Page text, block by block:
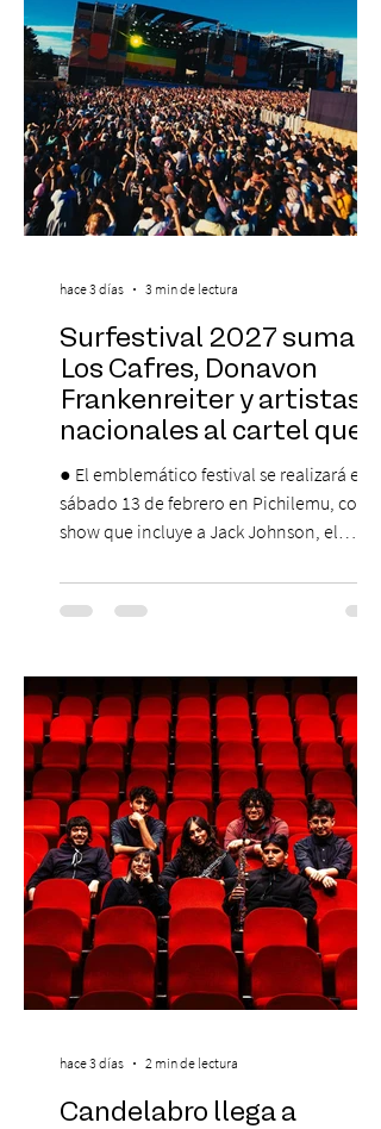
Centro Cultural Estación Mapocho, espacio
que albergará durante dos jornadas una
pro
Surfestival 2027 suma a
Los Cafres, Donavon
Frankenreiter y artistas
nacionales al cartel que
encabeza Jack Johnson
● El emblemático festival se realizará el
sábado 13 de febrero en Pichilemu, con un
show que incluye a Jack Johnson, el
El lunes 10 de agosto comienza la
Preventa Exclusiva Santander con 30%
stock). Posterior a esta preventa exclusiva
se da inicio a la segunda etapa con una
preventa con 20% descuento para los
clientes del mismo banco y 20% para las
personas que se pre inscribieron y el miérc
hace 3 días 3 min de lectura
Candelabro llega a
hace 3 días 2 min de lectura